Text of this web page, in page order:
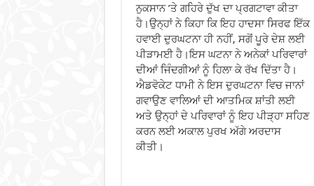
ਨੁਕਸਾਨ ’ਤੇ ਗਹਿਰੇ ਦੁੱਖ ਦਾ ਪ੍ਰਗਟਾਵਾ ਕੀਤਾ
ਹੈ।ਉਨ੍ਹਾਂ ਨੇ ਕਿਹਾ ਕਿ ਇਹ ਹਾਦਸਾ ਸਿਰਫ ਇੱਕ
ਹਵਾਈ ਦੁਰਘਟਨਾ ਹੀ ਨਹੀਂ, ਸਗੋਂ ਪੂਰੇ ਦੇਸ਼ ਲਈ
ਪੀੜਾਮਈ ਹੈ।ਇਸ ਘਟਨਾ ਨੇ ਅਨੇਕਾਂ ਪਰਿਵਾਰਾਂ
ਦੀਆਂ ਜਿੰਦਗੀਆਂ ਨੂੰ ਹਿਲਾ ਕੇ ਰੱਖ ਦਿੱਤਾ ਹੈ।
ਐਡਵੋਕੇਟ ਧਾਮੀ ਨੇ ਇਸ ਦੁਰਘਟਨਾ ਵਿਚ ਜਾਨਾਂ
ਗਵਾਉਣ ਵਾਲਿਆਂ ਦੀ ਆਤਮਿਕ ਸ਼ਾਂਤੀ ਲਈ
ਅਤੇ ਉਨ੍ਹਾਂ ਦੇ ਪਰਿਵਾਰਾਂ ਨੂੰ ਇਹ ਪੀੜ੍ਹਾ ਸਹਿਣ
ਕਰਨ ਲਈ ਅਕਾਲ ਪੁਰਖ ਅੱਗੇ ਅਰਦਾਸ
ਕੀਤੀ।